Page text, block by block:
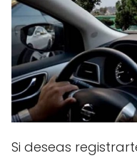
Si deseas